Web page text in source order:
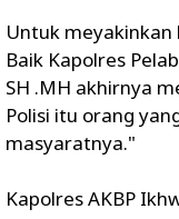
Untuk meyakinkan
Baik Kapolres
SH .MH akhirnya
Polisi itu orang
masyaratnya."
Kapolres AKBP